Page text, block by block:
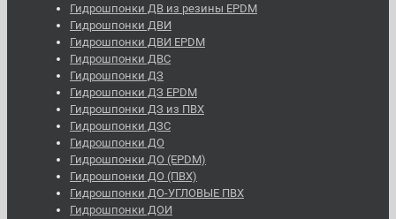
Гидрошпонки ДВ из резины EPDM
Гидрошпонки ДВИ
Гидрошпонки ДВИ EPDM
Гидрошпонки ДВС
Гидрошпонки ДЗ
Гидрошпонки ДЗ EPDM
Гидрошпонки ДЗ из ПВХ
Гидрошпонки ДЗС
Гидрошпонки ДО
Гидрошпонки ДО (EPDM)
Гидрошпонки ДО (ПВХ)
Гидрошпонки ДО-УГЛОВЫЕ ПВХ
Гидрошпонки ДОИ